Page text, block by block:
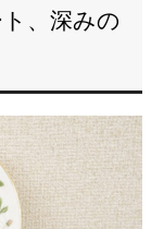
、深みの